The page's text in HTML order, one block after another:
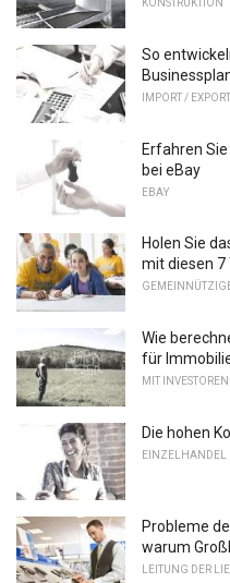
KONSTRUKTION
So
IMPORT /
Erfahren
bei eBay
EBAY
Holen Sie
mit diesen 7
Wie
für
MIT
Die hohen
EINZELHANDEL
Probleme
warum
LEITUNG DER